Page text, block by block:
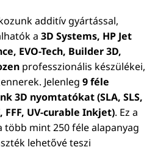
additív gyártással,
a 3D Systems, HP Jet
EVO-Tech, Builder 3D,
professzionális készülékei,
Jelenleg 9 féle
3D nyomtatókat (SLA, SLS,
FFF, UV-curable Inkjet). Ez a
mint 250 féle alapanyag
lehetővé teszi